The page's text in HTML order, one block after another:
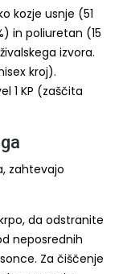
kozje usnje (51
in poliuretan (15
izvora.
kroj).
1 KP (zaščita
zahtevajo
da odstranite
neposrednih
Za čiščenje